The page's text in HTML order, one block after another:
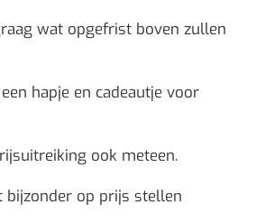
wat opgefrist boven zullen
hapje en cadeautje voor
ook meteen.
bijzonder op prijs stellen